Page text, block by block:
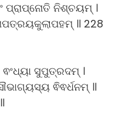
ପ୍ରାପ୍ନୋତି ନିଶ୍ଚୟମ୍ ।
॥ 228
ଵଂଧ୍ୟା ସୁପୁତ୍ରଦମ୍ ।
ଵିଵର୍ଧନମ୍ ॥